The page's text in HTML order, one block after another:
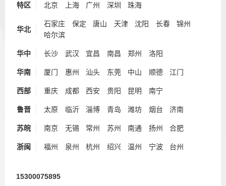
特区 北京 上海 广州 深圳 珠海
华北
石家庄 保定 唐山 天津 沈阳 长春
锦州
哈尔滨
华中 长沙 武汉 宜昌 南昌 郑州 洛阳
华南 厦门 惠州 汕头 东莞 中山 顺德 江门
西部 重庆 成都 西安 贵阳 昆明 南宁
鲁晋 太原 临沂 淄博 青岛 潍坊 烟台 济南
苏皖 南京 无锡 常州 苏州 南通 扬州 合肥
浙闽 福州 泉州 杭州 绍兴 温州 宁波 台州
15300075895